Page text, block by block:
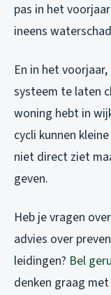
pas in het
ineens
En in het
systeem te laten
woning hebt in
cycli kunnen
niet direct ziet
geven.
Heb je vragen
advies over
leidingen? Bel
denken graag